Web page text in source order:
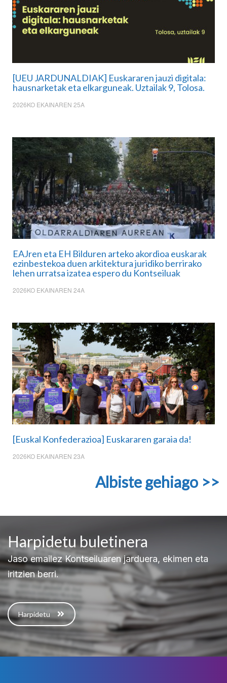
[UEU JARDUNALDIAK] Euskararen jauzi digitala:
hausnarketak eta elkarguneak. Uztailak 9, Tolosa.
2026KO EKAINAREN 25A
EAJren eta EH Bilduren arteko akordioa euskarak
ezinbestekoa duen arkitektura juridiko berrirako
lehen urratsa izatea espero du Kontseiluak
2026KO EKAINAREN 24A
[Euskal Konfederazioa] Euskararen garaia da!
2026KO EKAINAREN 23A
Albiste gehiago >>
Harpidetu buletinera
Jaso emailez Kontseiluaren jarduera, ekimen eta
iritzien berri.
Harpidetu